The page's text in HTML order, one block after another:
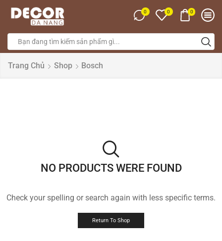
0 0 0
Trang Chủ Shop Bosch
NO PRODUCTS WERE FOUND
Check your spelling or search again with less specific terms.
Return To Shop